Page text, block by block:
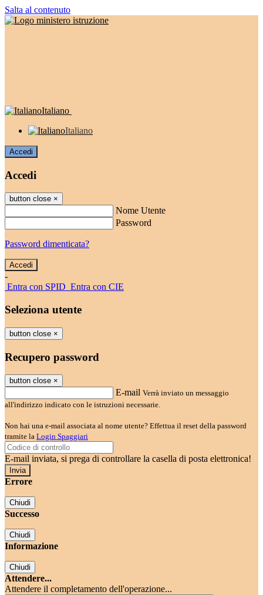
Salta al contenuto
Italiano
Italiano
Accedi
Accedi
button close ×
Nome Utente
Password
Password dimenticata?
-
Entra con SPID Entra con CIE
Seleziona utente
button close ×
Recupero password
button close ×
E-mail Verrà inviato un messaggio
all'indirizzo indicato con le istruzioni necessarie.
Non hai una e-mail associata al nome utente? Effettua il reset della password
tramite la Login Spaggiari
E-mail inviata, si prega di controllare la casella di posta elettronica!
Errore
Chiudi
Successo
Chiudi
Informazione
Chiudi
Attendere...
Attendere il completamento dell'operazione...